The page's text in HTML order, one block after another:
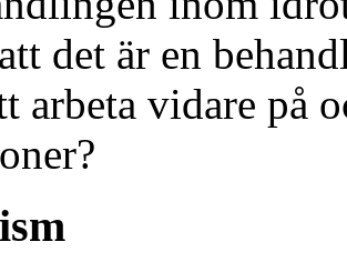
det är en
arbeta vidare på